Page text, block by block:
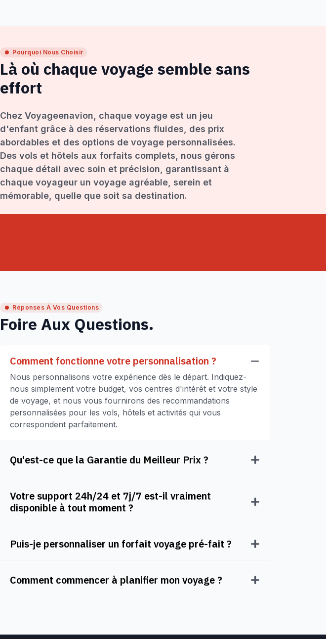
Pourquoi Nous Choisir
Là où chaque voyage semble sans
effort
Chez Voyageenavion, chaque voyage est un jeu
d'enfant grâce à des réservations fluides, des prix
abordables et des options de voyage personnalisées.
Des vols et hôtels aux forfaits complets, nous gérons
chaque détail avec soin et précision, garantissant à
chaque voyageur un voyage agréable, serein et
mémorable, quelle que soit sa destination.
Réponses À Vos Questions
Foire Aux Questions.
Comment fonctionne votre personnalisation ?
Nous personnalisons votre expérience dès le départ. Indiquez-
nous simplement votre budget, vos centres d'intérêt et votre style
de voyage, et nous vous fournirons des recommandations
personnalisées pour les vols, hôtels et activités qui vous
correspondent parfaitement.
Qu'est-ce que la Garantie du Meilleur Prix ?
Votre support 24h/24 et 7j/7 est-il vraiment
disponible à tout moment ?
Puis-je personnaliser un forfait voyage pré-fait ?
Comment commencer à planifier mon voyage ?